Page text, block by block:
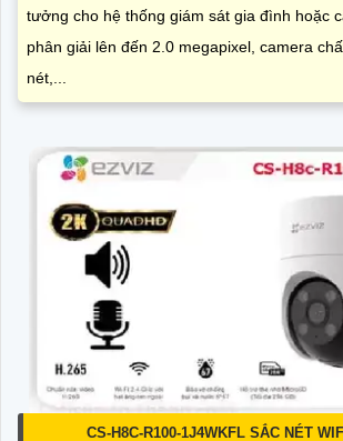
tưởng cho hệ thống giám sát gia đình hoặc
phân giải lên đến 2.0 megapixel, camera
nét,...
CS-H8C-R100-1J4WKFL SẮC NÉT